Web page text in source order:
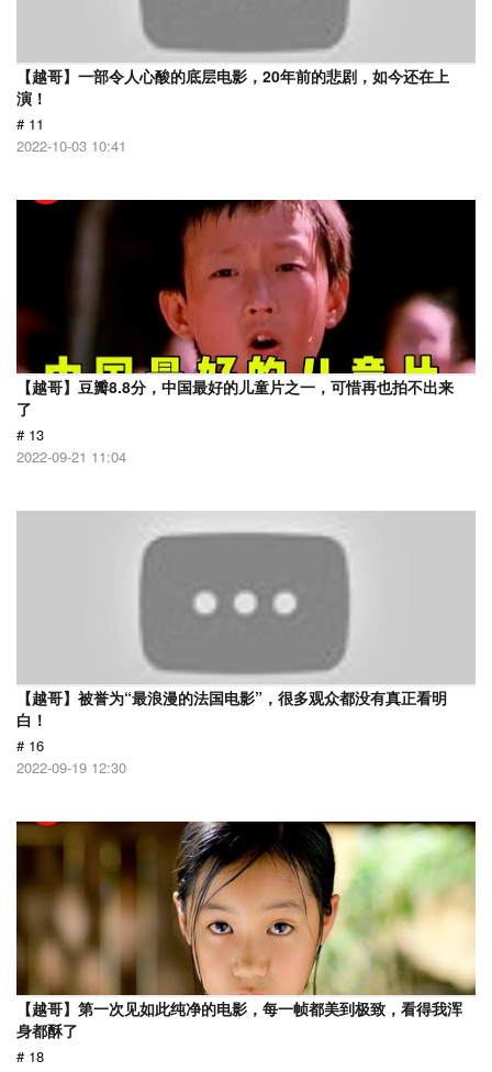
【越哥】一部令人心酸的底层电影，20年前的悲剧，如今还在上
演！
# 11
2022-10-03 10:41
【越哥】豆瓣8.8分，中国最好的儿童片之一，可惜再也拍不出来
了
# 13
2022-09-21 11:04
【越哥】被誉为“最浪漫的法国电影”，很多观众都没有真正看明
白！
# 16
2022-09-19 12:30
【越哥】第一次见如此纯净的电影，每一帧都美到极致，看得我浑
身都酥了
# 18